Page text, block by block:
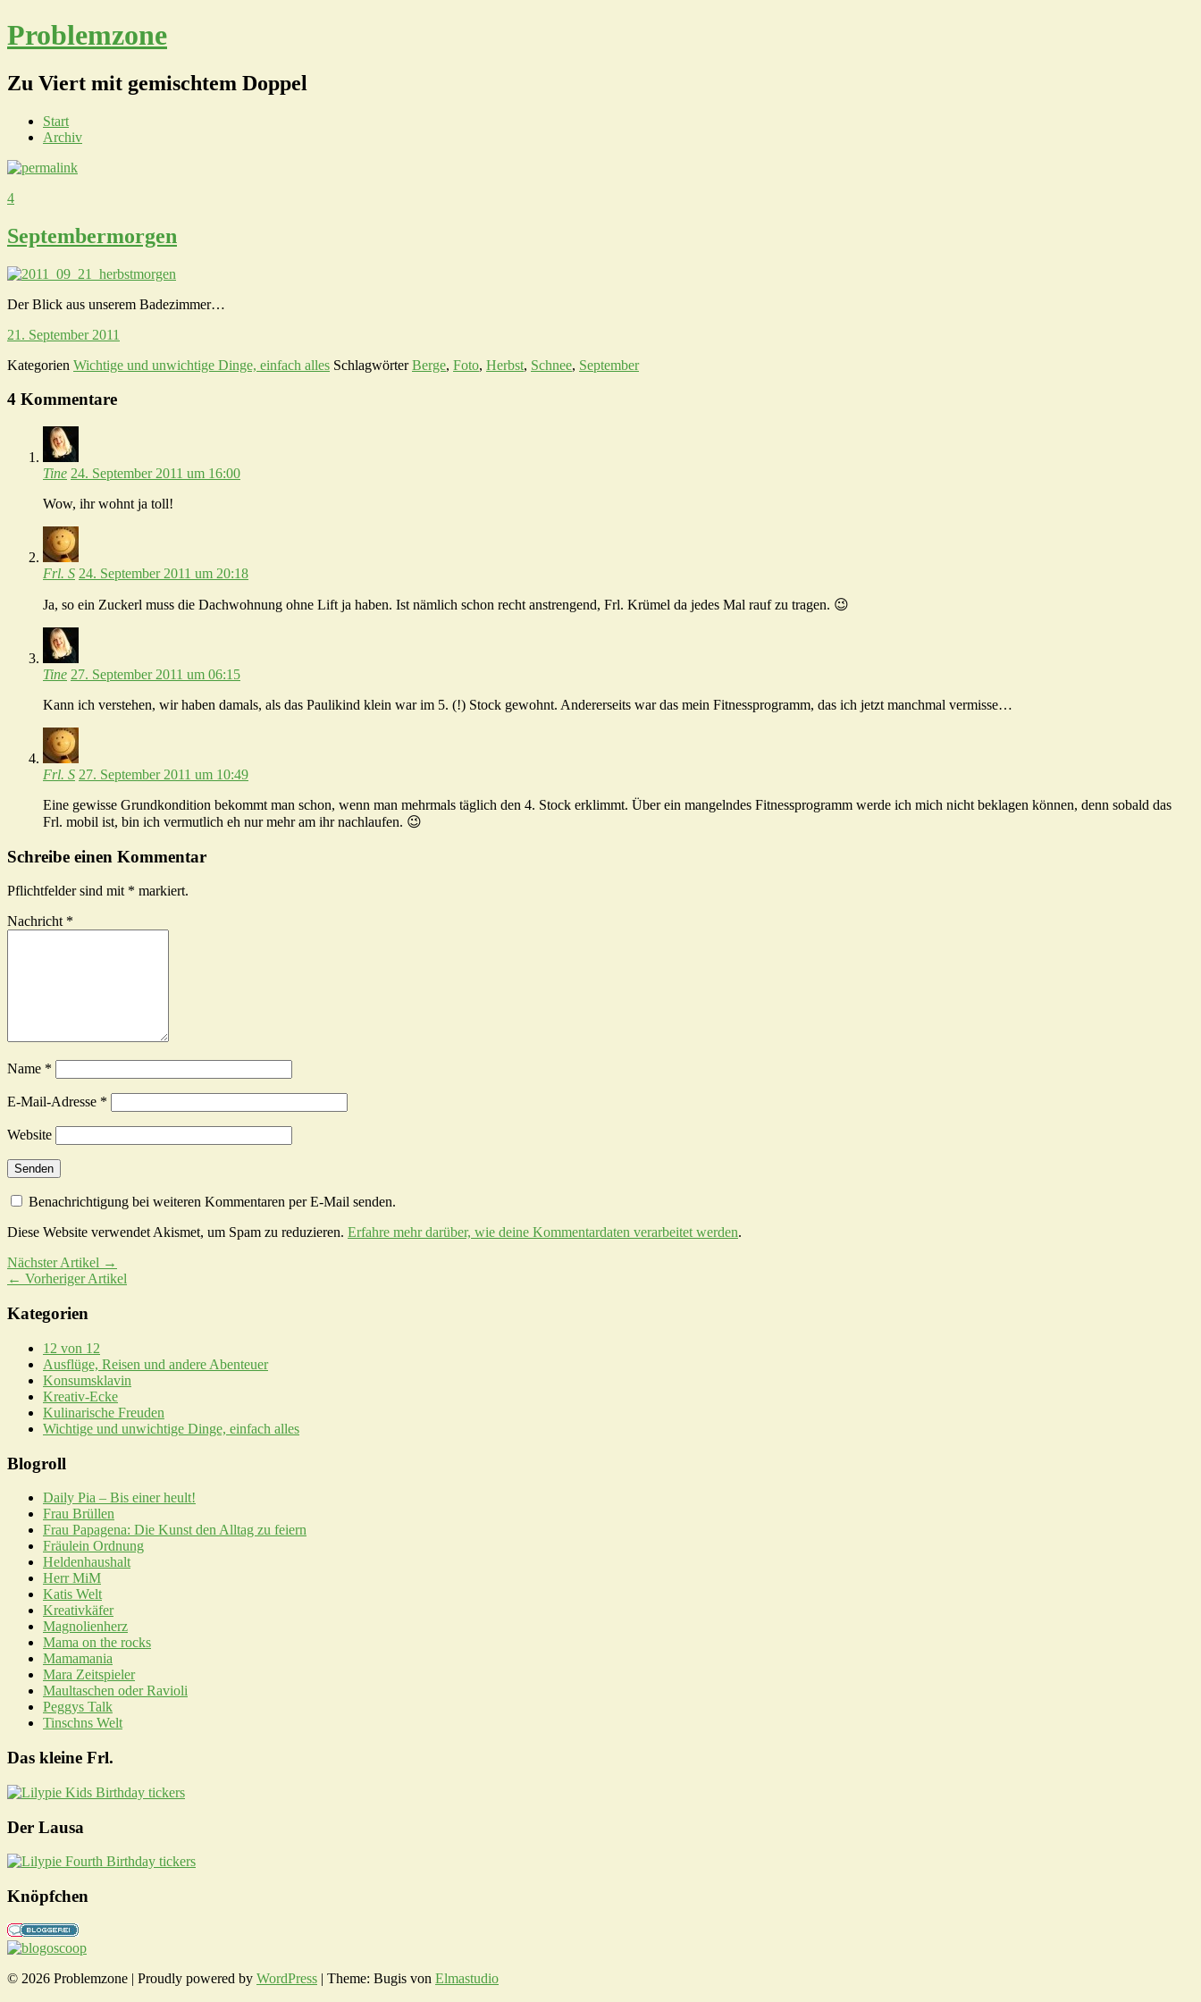
Problemzone
Zu Viert mit gemischtem Doppel
Start
Archiv
4
Septembermorgen
Der Blick aus unserem Badezimmer…
21. September 2011
Kategorien Wichtige und unwichtige Dinge, einfach alles SchlagwörterBerge, Foto, Herbst, Schnee, September
4 Kommentare
Tine 24. September 2011 um 16:00
Wow, ihr wohnt ja toll!
Frl. S 24. September 2011 um 20:18
Ja, so ein Zuckerl muss die Dachwohnung ohne Lift ja haben. Ist nämlich schon recht anstrengend, Frl. Krümel da jedes Mal rauf zu tragen. 😉
Tine 27. September 2011 um 06:15
Kann ich verstehen, wir haben damals, als das Paulikind klein war im 5. (!) Stock gewohnt. Andererseits war das mein Fitnessprogramm, das ich jetzt manchmal vermisse…
Frl. S 27. September 2011 um 10:49
Eine gewisse Grundkondition bekommt man schon, wenn man mehrmals täglich den 4. Stock erklimmt. Über ein mangelndes Fitnessprogramm werde ich mich nicht beklagen können, denn sobald das
Frl. mobil ist, bin ich vermutlich eh nur mehr am ihr nachlaufen. 😉
Schreibe einen Kommentar
Pflichtfelder sind mit * markiert.
Nachricht *
Name *
E-Mail-Adresse *
Website
Benachrichtigung bei weiteren Kommentaren per E-Mail senden.
Diese Website verwendet Akismet, um Spam zu reduzieren. Erfahre mehr darüber, wie deine Kommentardaten verarbeitet werden.
Nächster Artikel →
← Vorheriger Artikel
Kategorien
12 von 12
Ausflüge, Reisen und andere Abenteuer
Konsumsklavin
Kreativ-Ecke
Kulinarische Freuden
Wichtige und unwichtige Dinge, einfach alles
Blogroll
Daily Pia – Bis einer heult!
Frau Brüllen
Frau Papagena: Die Kunst den Alltag zu feiern
Fräulein Ordnung
Heldenhaushalt
Herr MiM
Katis Welt
Kreativkäfer
Magnolienherz
Mama on the rocks
Mamamania
Mara Zeitspieler
Maultaschen oder Ravioli
Peggys Talk
Tinschns Welt
Das kleine Frl.
Der Lausa
Knöpfchen
© 2026 Problemzone | Proudly powered by WordPress | Theme: Bugis von Elmastudio